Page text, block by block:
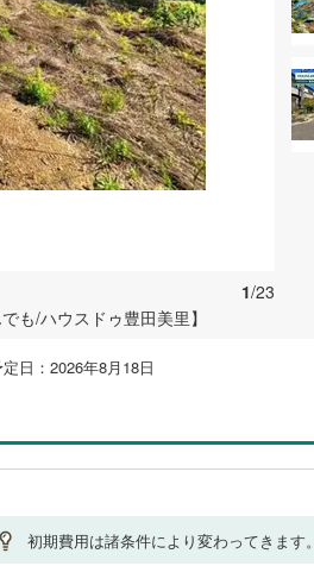
る
1/23
も/ハウスドゥ豊田美里】
日：2026年8月18日
初期費用は諸条件により変わってきます